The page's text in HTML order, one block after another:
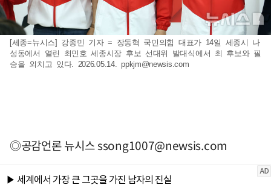
[세종=뉴시스] 강종민 기자 = 장동혁 국민의힘 대표가 14일 세종시 나
성동에서 열린 최민호 세종시장 후보 선대위 발대식에서 최 후보와 필
승을 외치고 있다. 2026.05.14.ppkjm@newsis.com
◎공감언론 뉴시스ssong1007@newsis.com